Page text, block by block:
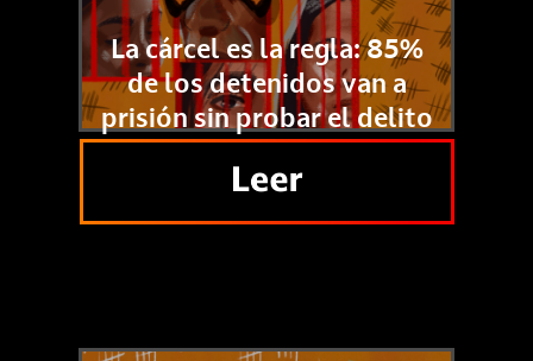
La cárcel es la regla: 85%
de los detenidos van a
prisión sin probar el delito